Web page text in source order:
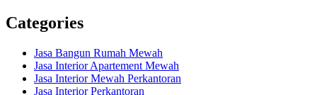
Categories
Jasa Bangun Rumah Mewah
Jasa Interior Apartement Mewah
Jasa Interior Mewah Perkantoran
Jasa Interior Perkantoran